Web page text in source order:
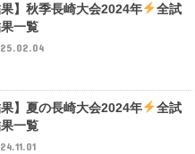
果】秋季長崎大会2024年
全試
一覧
果】夏の長崎大会2024年
全試
一覧